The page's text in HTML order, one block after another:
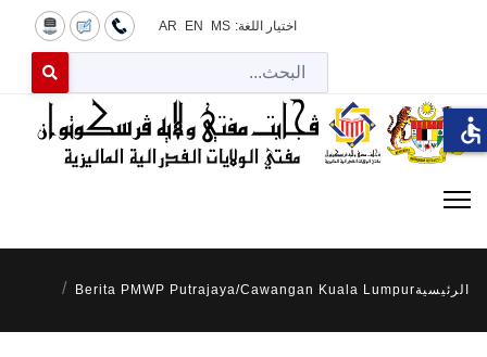
اختيار اللغة: MS
EN
AR
for results.
الرئيسيةBerita PMWP Putrajaya/Cawangan Kuala Lumpur
accessible